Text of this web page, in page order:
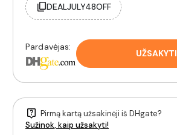
DEALJULY48OFF
Pardavėjas:
UŽSAKYTI
Pirmą kartą užsakinėji iš DHgate?
Sužinok, kaip užsakyti!